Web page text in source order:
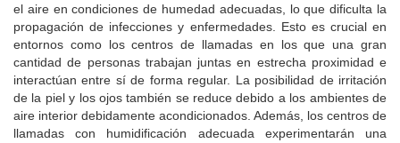
el aire en condiciones de humedad adecuadas, lo que dificulta la
propagación de infecciones y enfermedades. Esto es crucial en
entornos como los centros de llamadas en los que una gran
cantidad de personas trabajan juntas en estrecha proximidad e
interactúan entre sí de forma regular. La posibilidad de irritación
de la piel y los ojos también se reduce debido a los ambientes de
aire interior debidamente acondicionados. Además, los centros de
llamadas con humidificación adecuada experimentarán una